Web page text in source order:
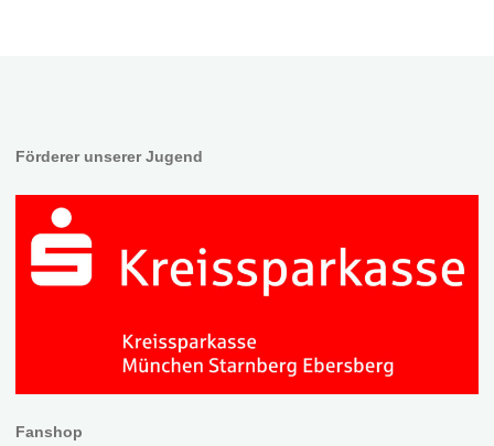
Förderer unserer Jugend
Fanshop